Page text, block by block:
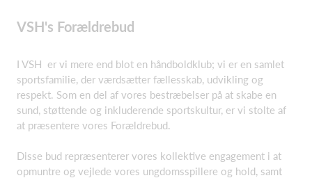
VSH's Forældrebud
I VSH er vi mere end blot en håndboldklub; vi er en samlet
sportsfamilie, der værdsætter fællesskab, udvikling og
respekt. Som en del af vores bestræbelser på at skabe en
sund, støttende og inkluderende sportskultur, er vi stolte af
at præsentere vores Forældrebud.
Disse bud repræsenterer vores kollektive engagement i at
opmuntre og vejlede vores ungdomsspillere og hold, samt